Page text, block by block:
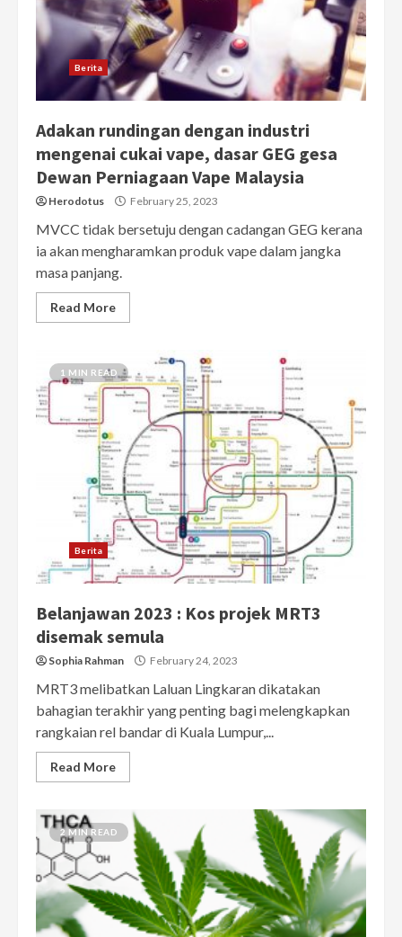
Berita
Adakan rundingan dengan industri
mengenai cukai vape, dasar GEG gesa
Dewan Perniagaan Vape Malaysia
Herodotus February 25, 2023
MVCC tidak bersetuju dengan cadangan GEG kerana
ia akan mengharamkan produk vape dalam jangka
masa panjang.
Read More
1 MIN READ
Berita
Belanjawan 2023 : Kos projek MRT3
disemak semula
Sophia Rahman February 24, 2023
MRT3 melibatkan Laluan Lingkaran dikatakan
bahagian terakhir yang penting bagi melengkapkan
rangkaian rel bandar di Kuala Lumpur,...
Read More
2 MIN READ